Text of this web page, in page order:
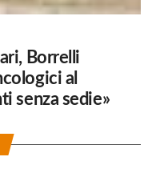
Borrelli
al
senza sedie»